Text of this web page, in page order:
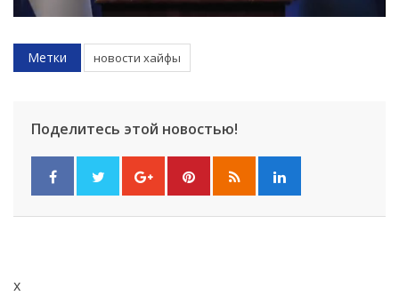
Метки новости хайфы
Поделитесь этой новостью!
x